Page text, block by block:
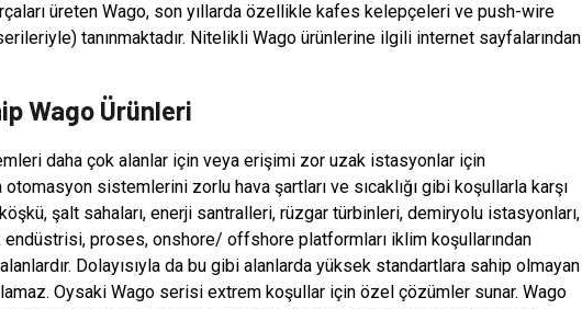
üreten Wago, son yıllarda özellikle kafes kelepçeleri ve push-wire
tanınmaktadır. Nitelikli Wago ürünlerine ilgili internet sayfalarından
Wago Ürünleri
daha çok alanlar için veya erişimi zor uzak istasyonlar için
otomasyon sistemlerini zorlu hava şartları ve sıcaklığı gibi koşullarla karşı
köşkü, şalt sahaları, enerji santralleri, rüzgar türbinleri, demiryolu istasyonları,
proses, onshore/ offshore platformları iklim koşullarından
Dolayısıyla da bu gibi alanlarda yüksek standartlara sahip olmayan
Oysaki Wago serisi extrem koşullar için özel çözümler sunar. Wago